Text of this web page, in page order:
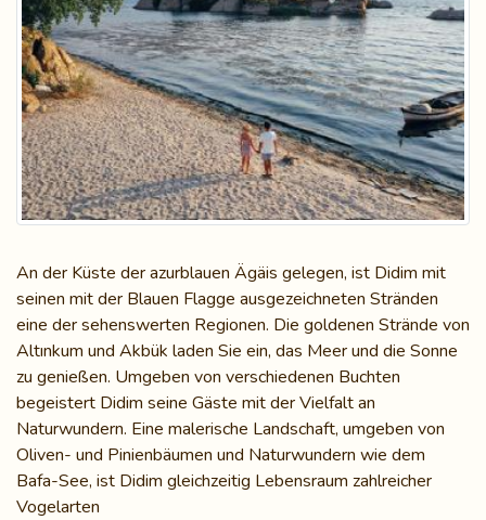
An der Küste der azurblauen Ägäis gelegen, ist Didim mit
seinen mit der Blauen Flagge ausgezeichneten Stränden
eine der sehenswerten Regionen. Die goldenen Strände von
Altınkum und Akbük laden Sie ein, das Meer und die Sonne
zu genießen. Umgeben von verschiedenen Buchten
begeistert Didim seine Gäste mit der Vielfalt an
Naturwundern. Eine malerische Landschaft, umgeben von
Oliven- und Pinienbäumen und Naturwundern wie dem
Bafa-See, ist Didim gleichzeitig Lebensraum zahlreicher
Vogelarten